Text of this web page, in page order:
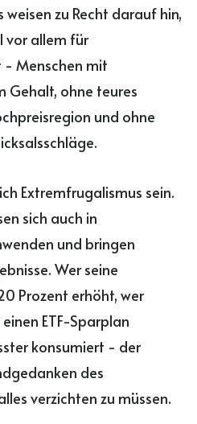
weisen zu Recht darauf hin,
vor allem für
- Menschen mit
Gehalt, ohne teures
und ohne
Extremfrugalismus sein.
sich auch in
und bringen
Wer seine
Prozent erhöht, wer
ETF-Sparplan
konsumiert - der
des
verzichten zu müssen.